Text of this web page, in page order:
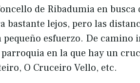
de Ribadumia en
bastante lejos, pero las
pequeño esfuerzo. De
en la que hay un
O Cruceiro Vello, etc.